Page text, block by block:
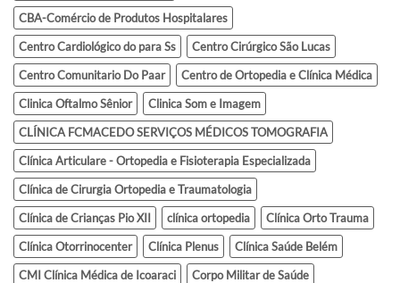
CBA-Comércio de Produtos Hospitalares
Centro Cardiológico do para Ss
Centro Cirúrgico São Lucas
Centro Comunitario Do Paar
Centro de Ortopedia e Clínica Médica
Clinica Oftalmo Sênior
Clinica Som e Imagem
CLÍNICA FCMACEDO SERVIÇOS MÉDICOS TOMOGRAFIA
Clínica Articulare - Ortopedia e Fisioterapia Especializada
Clínica de Cirurgia Ortopedia e Traumatologia
Clínica de Crianças Pio XII
clínica ortopedia
Clínica Orto Trauma
Clínica Otorrinocenter
Clínica Plenus
Clínica Saúde Belém
CMI Clínica Médica de Icoaraci
Corpo Militar de Saúde